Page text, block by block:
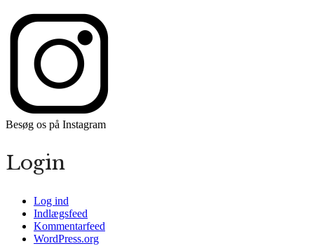
Besøg os på Instagram
Login
Log ind
Indlægsfeed
Kommentarfeed
WordPress.org